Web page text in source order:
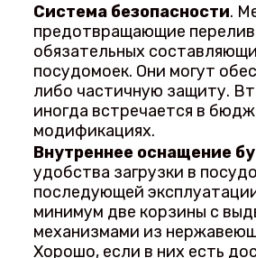
Система безопасности.
предотвращающие
обязательных
посудомоек. Они могут
либо частичную защиту.
иногда встречается в
модификациях.
Внутреннее оснащение
удобства загрузки в
последующей
минимум две корзины с
механизмами из
Хорошо, если в них есть